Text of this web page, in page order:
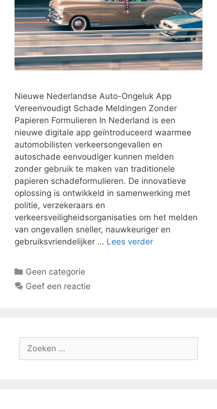
Nieuwe Nederlandse Auto-Ongeluk App
Vereenvoudigt Schade Meldingen Zonder
Papieren Formulieren In Nederland is een
nieuwe digitale app geïntroduceerd waarmee
automobilisten verkeersongevallen en
autoschade eenvoudiger kunnen melden
zonder gebruik te maken van traditionele
papieren schadeformulieren. De innovatieve
oplossing is ontwikkeld in samenwerking met
politie, verzekeraars en
verkeersveiligheidsorganisaties om het melden
van ongevallen sneller, nauwkeuriger en
gebruiksvriendelijker … Lees verder
Categorieën
Geen categorie
Geef een reactie
naar: